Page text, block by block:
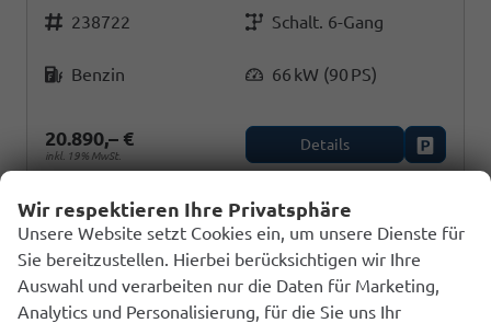
Fahrzeugnr.
238722
Getriebe
Schalt. 6-Gang
Benzin 66 kW (90 PS)
20.890,– €
inkl. 19% MwSt.
Details
Verbrauch kombiniert:
5,70 l/100km
CO -Klasse: D
CO -Emissionen:127,00 g/km
Wir respektieren Ihre Privatsphäre
Unsere Website setzt Cookies ein, um unsere Dienste für
Sie bereitzustellen. Hierbei berücksichtigen wir Ihre
Auswahl und verarbeiten nur die Daten für Marketing,
Analytics und Personalisierung, für die Sie uns Ihr